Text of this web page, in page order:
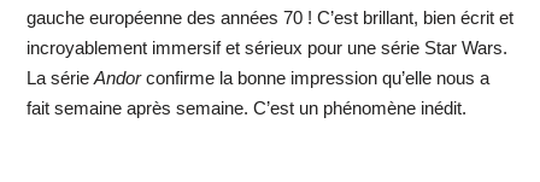
gauche européenne des années 70 ! C’est brillant, bien écrit et
incroyablement immersif et sérieux pour une série Star Wars.
La série Andorconfirme la bonne impression qu’elle nous a
fait semaine après semaine. C’est un phénomène inédit.